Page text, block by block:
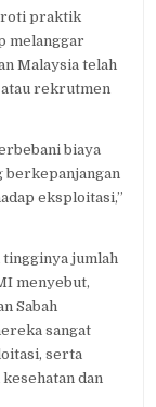
praktik
melanggar
Malaysia telah
rekrutmen
biaya
berkepanjangan
eksploitasi,”
tingginya jumlah
menyebut,
Sabah
sangat
serta
dan